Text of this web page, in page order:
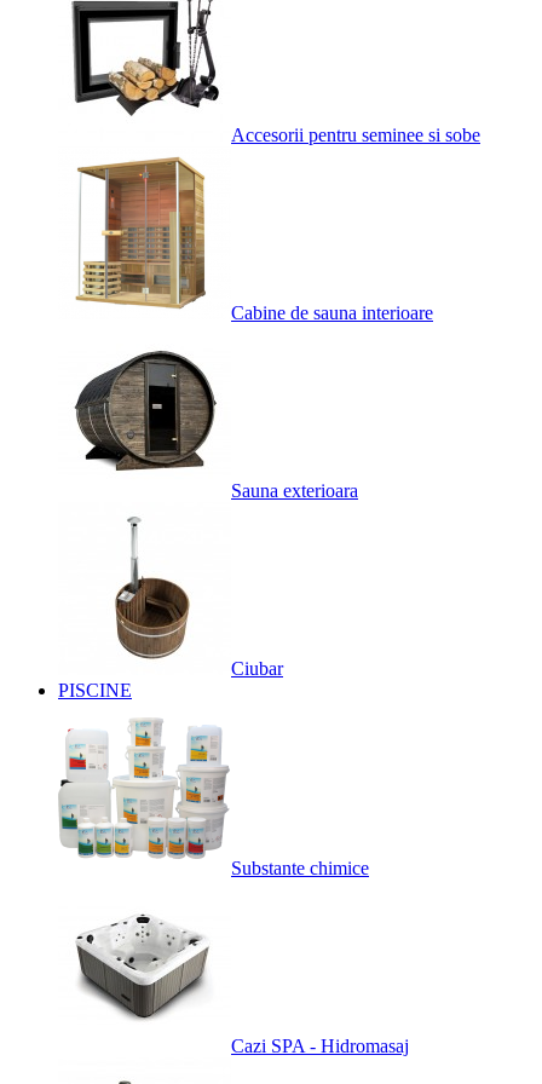
Accesorii pentru seminee si sobe
Cabine de sauna interioare
Sauna exterioara
Ciubar
PISCINE
Substante chimice
Cazi SPA - Hidromasaj